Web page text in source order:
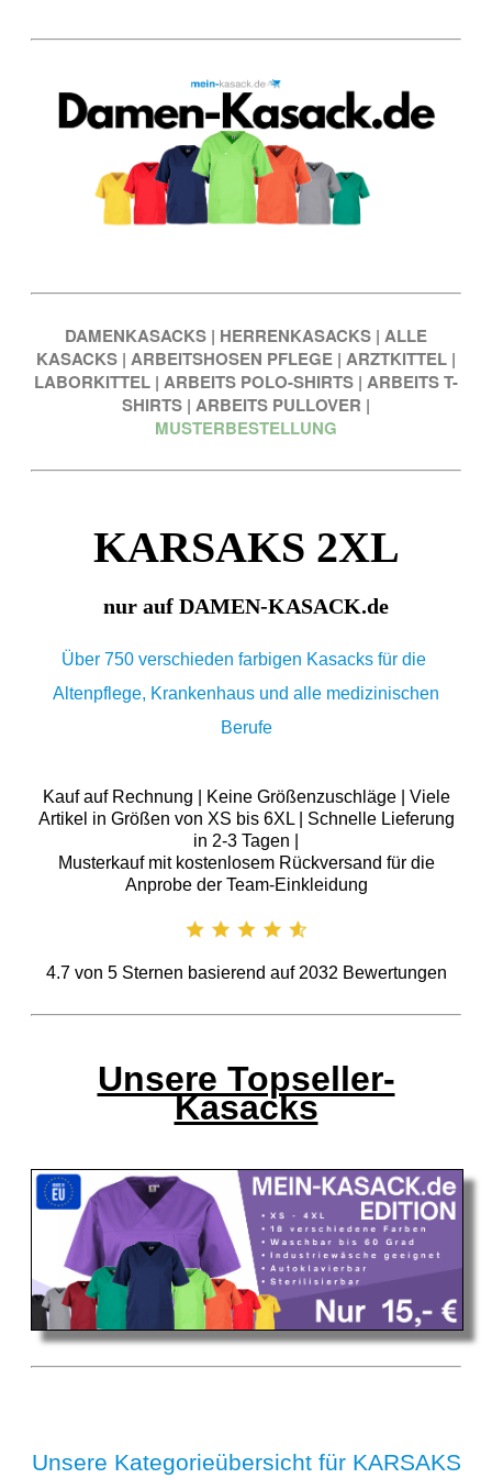
DAMENKASACKS | HERRENKASACKS | ALLE
KASACKS | ARBEITSHOSEN PFLEGE | ARZTKITTEL |
LABORKITTEL | ARBEITS POLO-SHIRTS | ARBEITS T-
SHIRTS | ARBEITS PULLOVER |
MUSTERBESTELLUNG
KARSAKS 2XL
nur auf DAMEN-KASACK.de
Über 750 verschieden farbigen Kasacks für die
Altenpflege, Krankenhaus und alle medizinischen
Berufe
Kauf auf Rechnung | Keine Größenzuschläge | Viele
Artikel in Größen von XS bis 6XL | Schnelle Lieferung
in 2-3 Tagen |
Musterkauf mit kostenlosem Rückversand für die
Anprobe der Team-Einkleidung
4.7von 5Sternen basierend auf 2032 Bewertungen
Unsere Topseller-
Kasacks
Unsere Kategorieübersicht für KARSAKS